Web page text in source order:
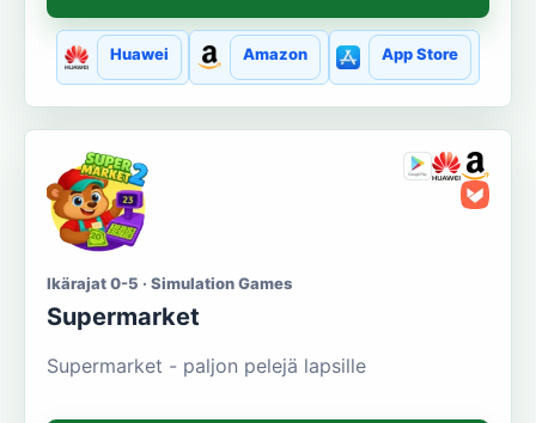
Huawei Amazon App Store
Ikärajat 0-5 · Simulation Games
Supermarket
Supermarket - paljon pelejä lapsille